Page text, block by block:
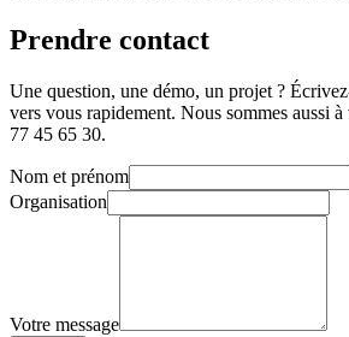
Prendre contact
Une question, une démo, un projet ?
vers vous rapidement. Nous sommes aussi
77 45 65 30.
Nom et prénom
Organisation
Votre message